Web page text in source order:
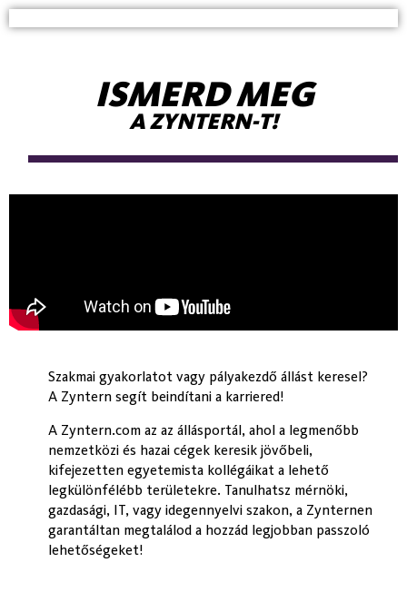
Emberi erőforrások
Marketing
ISMERD MEG
A ZYNTERN-T!
Szakmai gyakorlatot vagy pályakezdő állást keresel?
A Zyntern segít beindítani a karriered!
A Zyntern.com az az állásportál, ahol a legmenőbb
nemzetközi és hazai cégek keresik jövőbeli,
kifejezetten egyetemista kollégáikat a lehető
legkülönfélébb területekre. Tanulhatsz mérnöki,
gazdasági, IT, vagy idegennyelvi szakon, a Zynternen
garantáltan megtalálod a hozzád legjobban passzoló
lehetőségeket!